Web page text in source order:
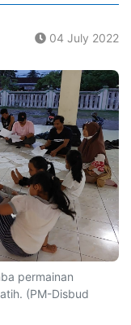
04 July 2022
permainan
(PM-Disbud